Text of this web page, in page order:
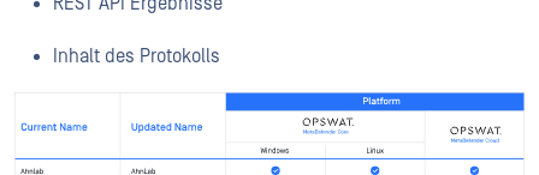
Inhalt des Protokolls